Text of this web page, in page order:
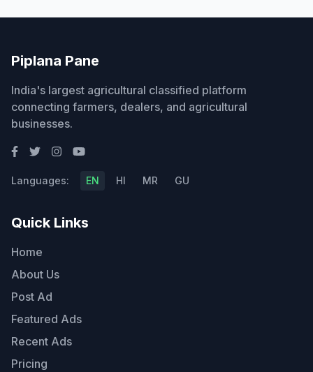
Piplana Pane
India's largest agricultural classified platform
connecting farmers, dealers, and agricultural
businesses.
Languages: EN HI MR GU
Quick Links
Home
About Us
Post Ad
Featured Ads
Recent Ads
Pricing